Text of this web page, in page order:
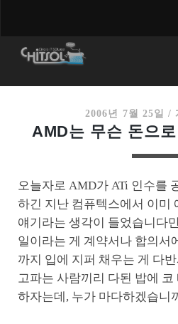
2006년 7월 25일 /
AMD는 무슨 돈으
오늘자로 AMD가 ATi 인수를
하긴 지난 컴퓨텍스에서 이미
얘기라는 생각이 들었습니다
일이라는 게 계약서나 합의서
까지 입에 지퍼 채우는 게 다
고파는 사람끼리 다된 밥에
하자는데, 누가 마다하겠습니